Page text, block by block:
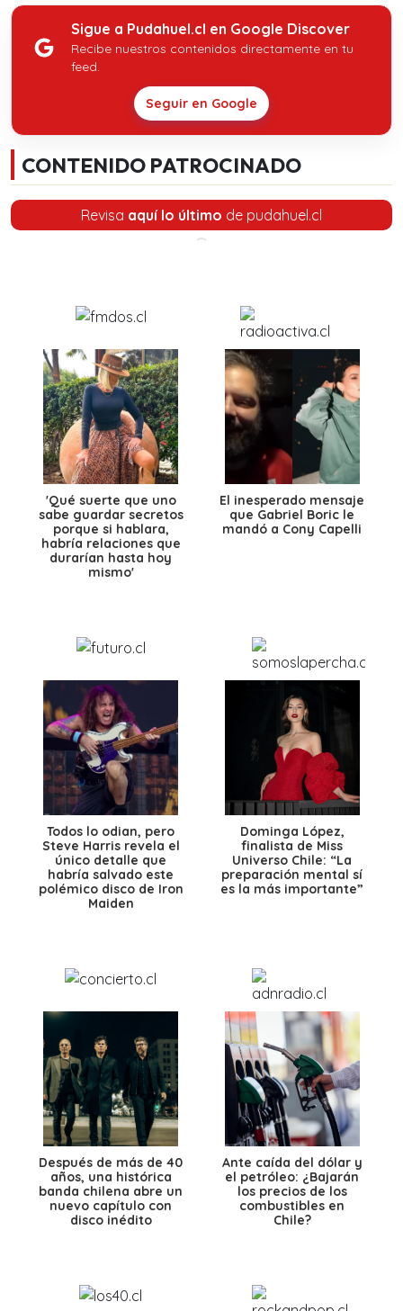
Sigue a Pudahuel.cl en Google Discover
Recibe nuestros contenidos directamente en tu
feed.
Seguir en Google
CONTENIDO PATROCINADO
Revisa aquí lo último de pudahuel.cl
'Qué suerte que uno
sabe guardar secretos
porque si hablara,
habría relaciones que
durarían hasta hoy
mismo'
El inesperado mensaje
que Gabriel Boric le
mandó a Cony Capelli
Todos lo odian, pero
Steve Harris revela el
único detalle que
habría salvado este
polémico disco de Iron
Maiden
Dominga López,
finalista de Miss
Universo Chile: “La
preparación mental sí
es la más importante”
Después de más de 40
años, una histórica
banda chilena abre un
nuevo capítulo con
disco inédito
Ante caída del dólar y
el petróleo: ¿Bajarán
los precios de los
combustibles en
Chile?